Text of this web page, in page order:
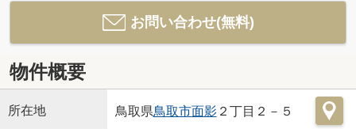
お問い合わせ(無料)
物件概要
所在地 鳥取県鳥取市面影２丁目２－５